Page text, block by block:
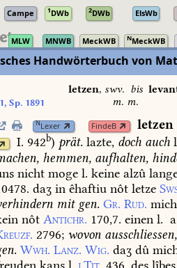
Campe 1DWb 2DWb ElsWb
MLW MNWB MeckWB NMeckWB
Handwörterbuch von
Sp. 1891
letzen, swv. bis
m. m.
NLexer FindeB
letzen
I. 942b) prät.lazte, dochauch
hemmen, aufhalten,
nicht moge l. keine alzû
daʒ in êhaftiu nôt letze
mitgen. Gr. Rud. mich
nôt Antichr. 170,7. einen l.
2796; wovon ausschliessen,
Wwh. Lanz. Wig. daʒ dû